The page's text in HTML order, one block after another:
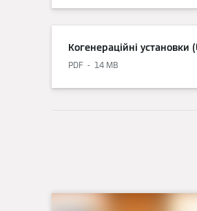
Когенераційні установки
PDF 14 MB